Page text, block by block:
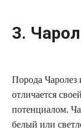
3.
Порода Чаролез
отличается
потенциалом.
белый или